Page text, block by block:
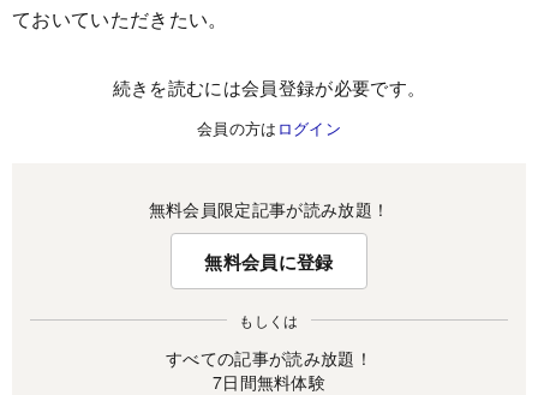
ておいていただきたい。
続きを読むには会員登録が必要です。
会員の方は ログイン
無料会員限定記事が読み放題！
無料会員に登録
もしくは
すべての記事が読み放題！
7日間無料体験